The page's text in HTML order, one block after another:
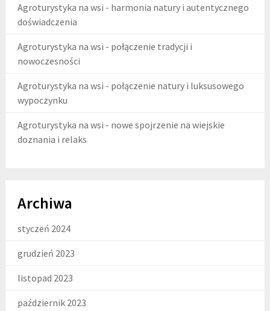
Agroturystyka na wsi - harmonia natury i autentycznego
doświadczenia
Agroturystyka na wsi - połączenie tradycji i
nowoczesności
Agroturystyka na wsi - połączenie natury i luksusowego
wypoczynku
Agroturystyka na wsi - nowe spojrzenie na wiejskie
doznania i relaks
Archiwa
styczeń 2024
grudzień 2023
listopad 2023
październik 2023